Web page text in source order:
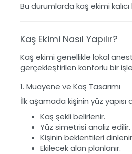
Bu durumlarda kaş ekimi
Kaş Ekimi Nasıl Yapılır?
Kaş ekimi genellikle lokal
gerçekleştirilen konforlu bir
1. Muayene ve Kaş Tasarımı
İlk aşamada kişinin yüz yapısı
Kaş şekli belirlenir.
Yüz simetrisi analiz edilir.
Kişinin beklentileri
Ekilecek alan planlanır.